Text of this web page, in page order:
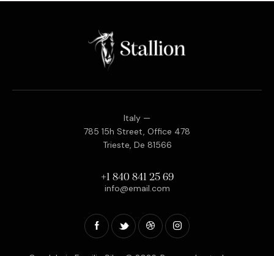
Italy —
785 15h Street, Office 478
Trieste, De 81566
+1 840 841 25 69
info@email.com